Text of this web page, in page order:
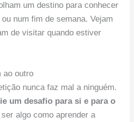
um destino para conhecer
num fim de semana. Vejam
de visitar quando estiver
ao outro
nunca faz mal a ninguém.
um desafio para si e para o
algo como aprender a